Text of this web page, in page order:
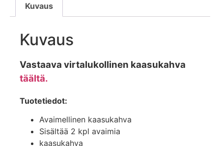
Kuvaus
Kuvaus
Vastaava virtalukollinen kaasukahva
täältä.
Tuotetiedot:
Avaimellinen kaasukahva
Sisältää 2 kpl avaimia
kaasukahva